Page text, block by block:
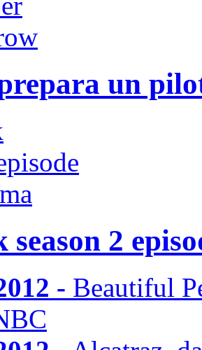
un
season 2
- Beautiful